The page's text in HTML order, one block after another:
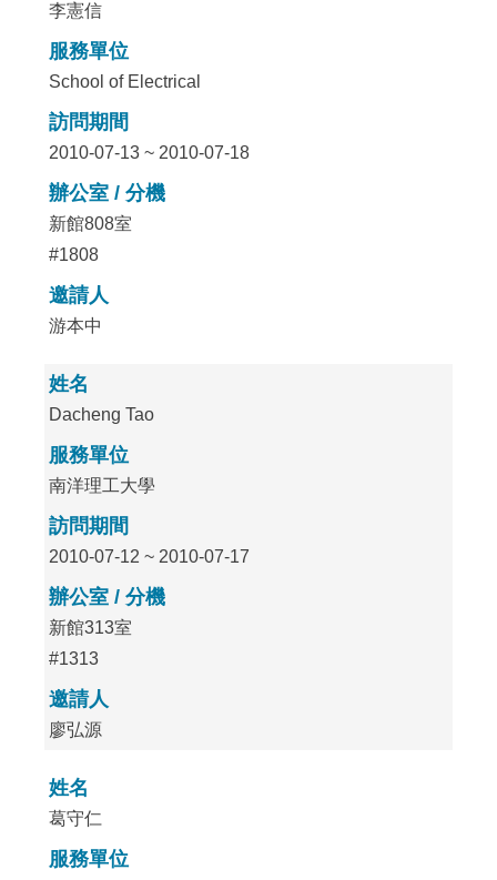
李憲信
服務單位
School of Electrical
訪問期間
2010-07-13 ~ 2010-07-18
辦公室 / 分機
新館808室
#1808
邀請人
游本中
姓名
Dacheng Tao
服務單位
南洋理工大學
訪問期間
2010-07-12 ~ 2010-07-17
辦公室 / 分機
新館313室
#1313
邀請人
廖弘源
姓名
葛守仁
服務單位